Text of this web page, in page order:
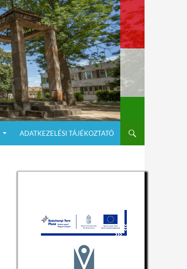
ADATKEZELÉSI TÁJÉKOZTATÓ